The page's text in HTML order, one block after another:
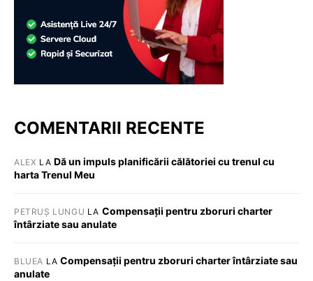
COMENTARII RECENTE
ALEX LA Dă un impuls planificării călătoriei cu trenul cu
harta Trenul Meu
PETRUȘ LUNGU LA Compensații pentru zboruri charter
întârziate sau anulate
BLUEA LACompensații pentru zboruri charter întârziate sau
anulate